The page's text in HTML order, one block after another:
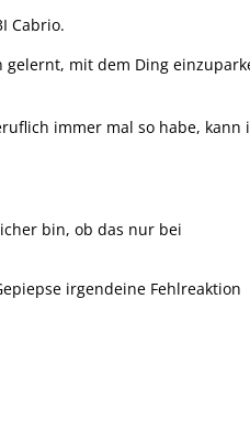
Cabrio.
gelernt, mit dem Ding
immer mal so habe, kann
bin, ob das nur bei
irgendeine Fehlreaktion